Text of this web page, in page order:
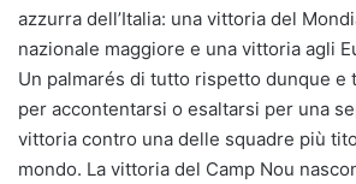
azzurra dell’Italia: una vittoria del
nazionale maggiore e una vittoria agli
Un palmarés di tutto rispetto dunque e
per accontentarsi o esaltarsi per una
vittoria contro una delle squadre più
mondo. La vittoria del Camp Nou